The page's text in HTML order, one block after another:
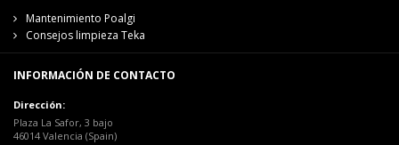
Mantenimiento Poalgi
Consejos limpieza Teka
INFORMACIÓN DE CONTACTO
Dirección:
Plaza La Safor, 3 bajo
46014 Valencia (Spain)